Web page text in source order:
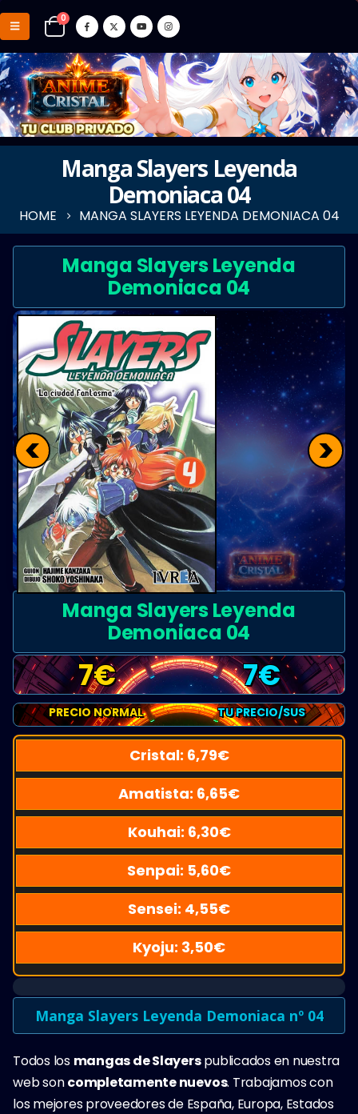
0
Manga Slayers Leyenda
Demoniaca 04
HOME MANGA SLAYERS LEYENDA DEMONIACA 04
Manga Slayers Leyenda
Demoniaca 04
< >
Manga Slayers Leyenda
Demoniaca 04
7€ 7€
PRECIO NORMAL TU PRECIO/SUS
Cristal: 6,79€
Amatista: 6,65€
Kouhai: 6,30€
Senpai: 5,60€
Sensei: 4,55€
Kyoju: 3,50€
Manga Slayers Leyenda Demoniaca nº 04
Todos los mangas de Slayerspublicados en nuestra
web soncompletamente nuevos. Trabajamos con
los mejores proveedores de España, Europa, Estados